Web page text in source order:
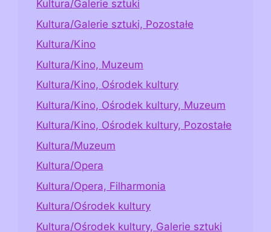
Kultura/Galerie sztuki
Kultura/Galerie sztuki, Pozostałe
Kultura/Kino
Kultura/Kino, Muzeum
Kultura/Kino, Ośrodek kultury
Kultura/Kino, Ośrodek kultury, Muzeum
Kultura/Kino, Ośrodek kultury, Pozostałe
Kultura/Muzeum
Kultura/Opera
Kultura/Opera, Filharmonia
Kultura/Ośrodek kultury
Kultura/Ośrodek kultury, Galerie sztuki